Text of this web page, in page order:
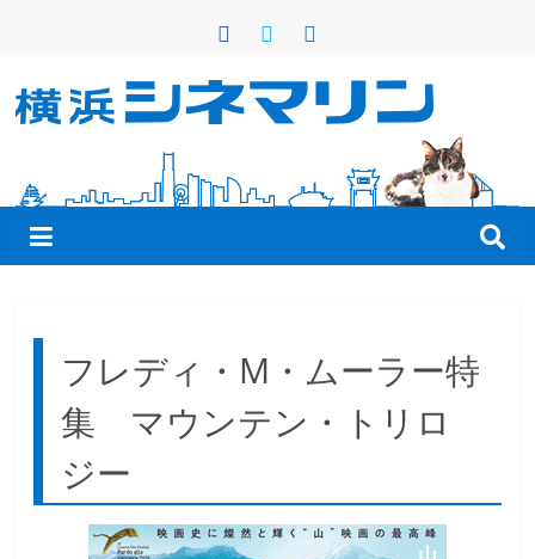
ン
横
浜
シ
ネ
マ
リ
フレディ・M・ムーラー特
集 マウンテン・トリロ
ジー